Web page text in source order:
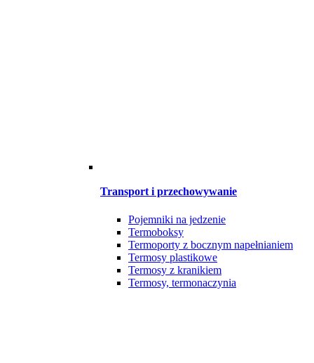
Transport i przechowywanie
Pojemniki na jedzenie
Termoboksy
Termoporty z bocznym napełnianiem
Termosy plastikowe
Termosy z kranikiem
Termosy, termonaczynia